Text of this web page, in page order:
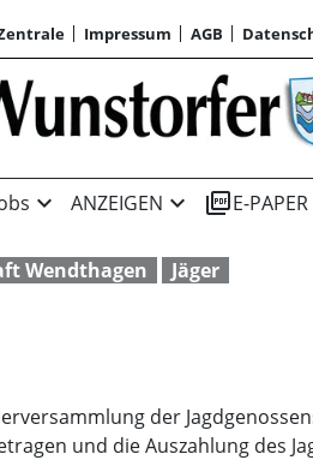
Impressum AGB
expand_more ANZEIGEN expand_more picture_as_pdfE-PAPER
Wendthagen Jäger
der
und die Auszahlung des